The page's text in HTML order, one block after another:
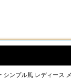
ンプル風 レディース